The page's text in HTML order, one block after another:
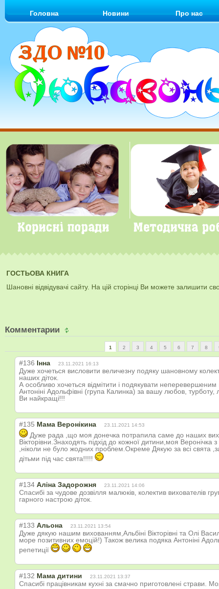
Головна Новини Про нас
ГОСТЬОВА КНИГА
Шановні відвідувачі сайту. На цій сторінці Ви можете залишити
Комментарии
1 2 3 4 5 6 7 8
#136 Інна 23.11.2021 16:13
Дуже хочеться висловити величезну подяку шановному
наших діток.
А особливо хочеться відмітити і подякувати неперевершеним
Антоніні Адольфівні (група Калинка) за вашу любов,
Ви найкращі!!!
#135 Мама Веронікина 23.11.2021 14:53
Дуже рада ,що моя донечка потрапила саме до наших
Вікторівни.Знаходять підхід до кожної дитини,моя
,ніколи не було жодних проблем.Окреме Дякую за всі свята
дітьми під час свята!!!!!
#134 Аліна Задорожня 23.11.2021 14:06
Спасибі за чудове дозвілля малюків, колектив вихователів
гарного настрою діток.
#133 Альона 23.11.2021 13:54
Дуже дякую нашим вихованням,Альбіні Вікторівні та Олі
море позитивних емоцій!) Також велика подяка Антоніні
репетиції
#132 Мама дитини 23.11.2021 13:37
Спасибі працівникам кухні за смачно приготовлені страви.